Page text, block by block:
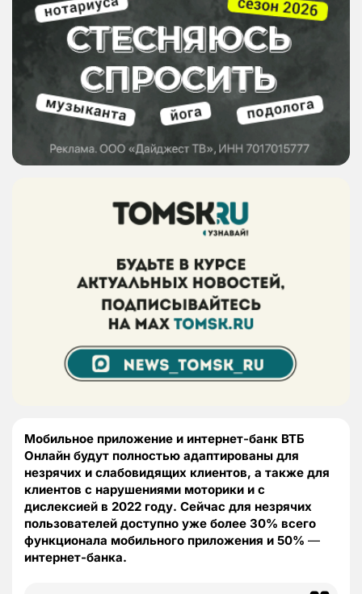
Мобильное приложение и интернет-банк ВТБ
Онлайн будут полностью адаптированы для
незрячих и слабовидящих клиентов, а также для
клиентов с нарушениями моторики и с
дислексией в 2022 году. Сейчас для незрячих
пользователей доступно уже более 30% всего
функционала мобильного приложения и 50% —
интернет-банка.